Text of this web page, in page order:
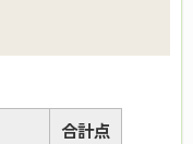
合計点